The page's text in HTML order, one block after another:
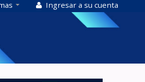
Ingresar a su cuenta